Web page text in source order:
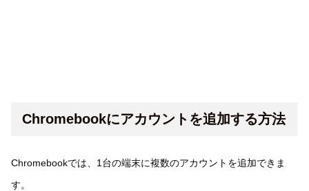
Chromebookにアカウントを追加する方法
Chromebookでは、1台の端末に複数のアカウントを追加できま
す。